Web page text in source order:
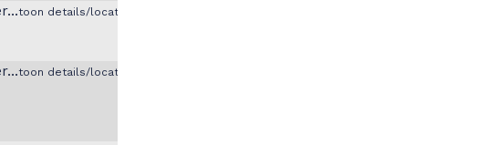
toon details/locatie
toon details/locatie